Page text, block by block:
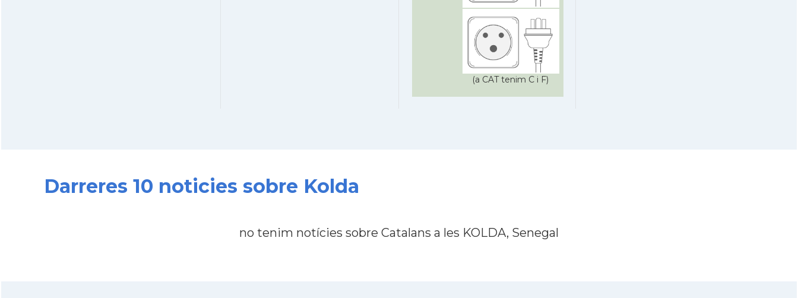
(a CAT tenim C i F)
Darreres 10 noticies sobre Kolda
no tenim notícies sobre Catalans a les KOLDA, Senegal